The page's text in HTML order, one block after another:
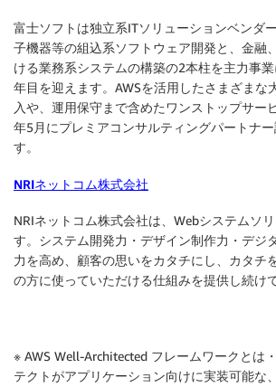
富士ソフトは独立系ITソリューションベンダ
子機器等の組込系ソフトウェア開発と、金融
ける業務系システムの構築の2本柱を主力事
年目を迎えます。AWSを活用したさまざまな
入や、運用保守まで含めたワンストップサー
年5月にプレミアコンサルティングパートナ
す。
NRIネットコム株式会社
NRIネットコム株式会社は、Webシステムソ
す。システム開発力・デザイン制作力・デジ
力を高め、顧客の思いをカタチにし、カタチ
の方に使っていただける仕組みを提供し続け
※ AWS Well-Architected フレームワークとは
テクトがアプリケーション向けに実装可能な